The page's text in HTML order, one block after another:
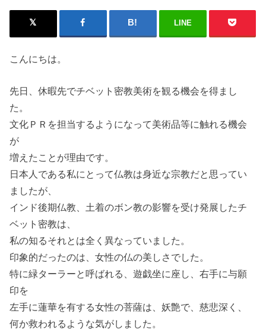
LINE
こんにちは。
先日、休暇先でチベット密教美術を観る機会を得まし
た。
文化ＰＲを担当するようになって美術品等に触れる機会
が
増えたことが理由です。
日本人である私にとって仏教は身近な宗教だと思ってい
ましたが、
インド後期仏教、土着のボン教の影響を受け発展したチ
ベット密教は、
私の知るそれとは全く異なっていました。
印象的だったのは、女性の仏の美しさでした。
特に緑ターラーと呼ばれる、遊戯坐に座し、右手に与願
印を
左手に蓮華を有する女性の菩薩は、妖艶で、慈悲深く、
何か救われるような気がしました。